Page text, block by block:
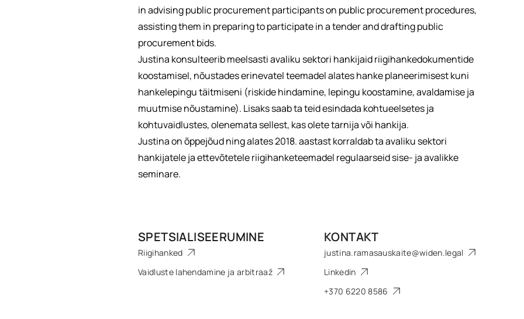
in advising public procurement participants on public procurement procedures,
assisting them in preparing to participate in a tender and drafting public
procurement bids.
Justina konsulteerib meelsasti avaliku sektori hankijaid riigihankedokumentide
koostamisel, nõustades erinevatel teemadel alates hanke planeerimisest kuni
hankelepingu täitmiseni (riskide hindamine, lepingu koostamine, avaldamise ja
muutmise nõustamine). Lisaks saab ta teid esindada kohtueelsetes ja
kohtuvaidlustes, olenemata sellest, kas olete tarnija või hankija.
Justina on õppejõud ning alates 2018. aastast korraldab ta avaliku sektori
hankijatele ja ettevõtetele riigihanketeemadel regulaarseid sise- ja avalikke
seminare.
SPETSIALISEERUMINE
Riigihanked
Vaidluste lahendamine ja arbitraaž
KONTAKT
justina.ramasauskaite@widen.legal
Linkedin
+370 6220 8586